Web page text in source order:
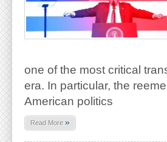
one of the most critical
era. In particular, the
American politics
Read More »